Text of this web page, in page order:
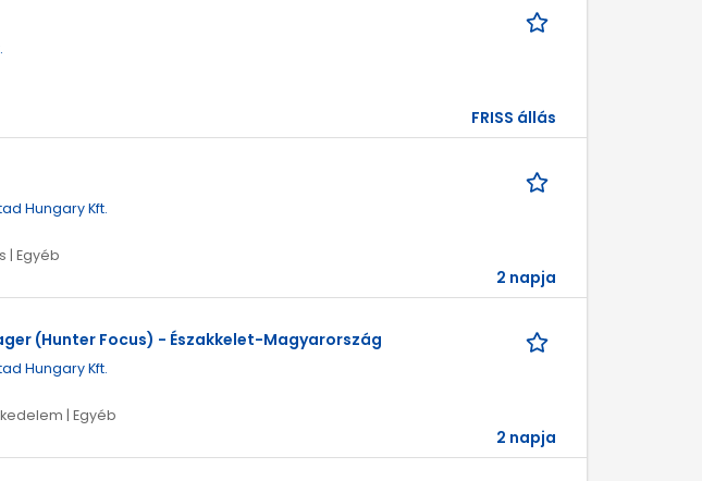
FRISS állás
Hungary Kft.
| Egyéb
2 napja
(Hunter Focus) - Északkelet-Magyarország
Hungary Kft.
| Egyéb
2 napja